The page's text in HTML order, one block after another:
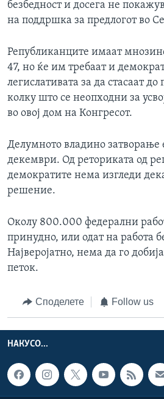
безбедност и досега не
на поддршка за предлогот во
Републиканците имаат
47, но ќе им требаат и
легислативата за да стасаат до
колку што се неопходни за
во овој дом на Конгресот.
Делумното владино затворање
декември. Од реториката од
демократите нема изгледи
решение.
Околу 800.000 федерални
принудно, или одат на работа
Најверојатно, нема да го
петок.
Споделете Follow us
НАКУСО...